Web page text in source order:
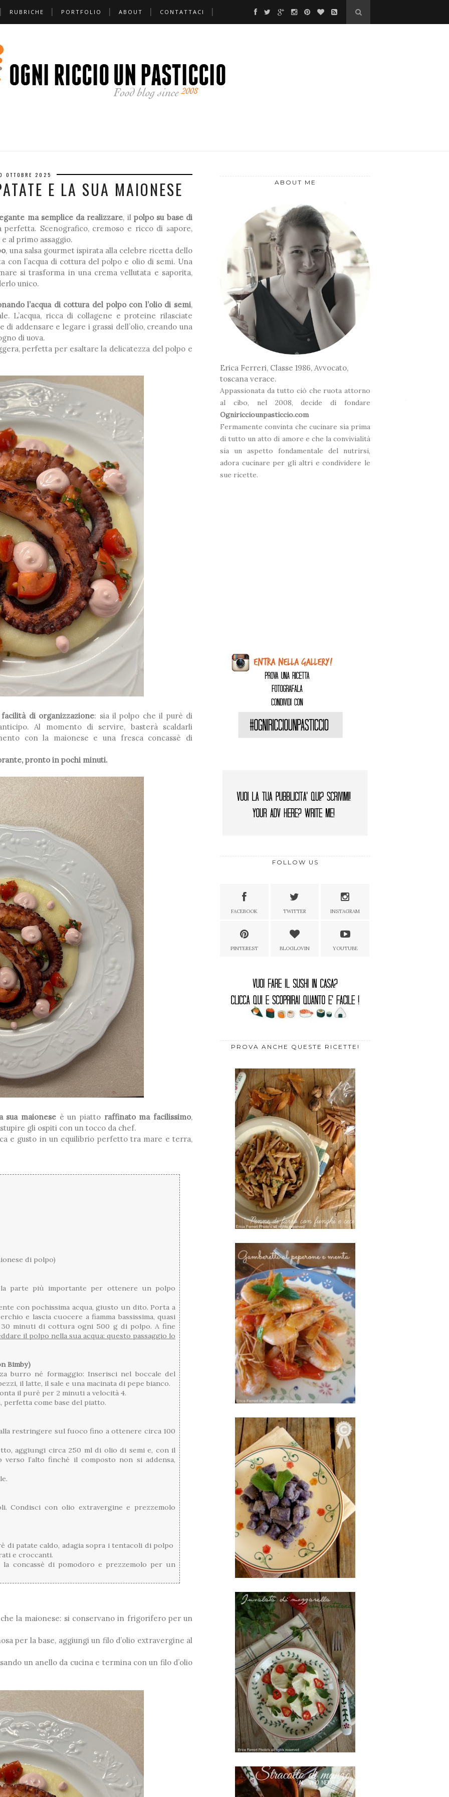
RUBRICHE PORTFOLIO ABOUT CONTATTACI
OTTOBRE 2025
E LA SUA MAIONESE
ma semplice da realizzare, ilpolpo su base di
Scenografico, cremoso e ricco di sapore,
al primo assaggio.
, una salsa gourmet ispirata alla celebre ricetta dello
con l’acqua di cottura del polpo e olio di semi. Una
si trasforma in una crema vellutata e saporita,
unico.
l’acqua di cottura del polpo con l’olio di semi,
L’acqua, ricca di collagene e proteine rilasciate
addensare e legare i grassi dell’olio, creando una
di uova.
perfetta per esaltare la delicatezza del polpo e
facilità di organizzazione: sia il polpo che il purè di
Al momento di servire, basterà scaldarli
con la maionese e una fresca concassè di
pronto in pochi minuti.
sua maionese è un piatto raffinato ma facilissimo,
gli ospiti con un tocco da chef.
e gusto in un equilibrio perfetto tra mare e terra,
di polpo)
parte più importante per ottenere un polpo
con pochissima acqua, giusto un dito. Porta a
e lascia cuocere a fiamma bassissima, quasi
30 minuti di cottura ogni 500 g di polpo. A fine
il polpo nella sua acqua: questo passaggio lo
Bimby)
burro né formaggio: Inserisci nel boccale del
il latte, il sale e una macinata di pepe bianco.
il purè per 2 minuti a velocità 4.
come base del piatto.
restringere sul fuoco fino a ottenere circa 100
aggiungi circa 250 ml di olio di semi e, con il
l’alto finché il composto non si addensa,
Condisci con olio extravergine e prezzemolo
di patate caldo, adagia sopra i tentacoli di polpo
e croccanti.
la concassè di pomodoro e prezzemolo per un
la maionese: si conservano in frigorifero per un
per la base, aggiungi un filo d’olio extravergine al
un anello da cucina e termina con un filo d’olio
ABOUT ME
Erica Ferreri, Classe 1986, Avvocato,
toscana verace.
Appassionata da tutto ciò che ruota attorno
al cibo, nel 2008, decide di fondare
Ogniricciounpasticcio.com
Fermamente convinta che cucinare sia prima
di tutto un atto di amore e che la convivialità
sia un aspetto fondamentale del nutrirsi,
adora cucinare per gli altri e condividere le
sue ricette.
FOLLOW US
FACEBOOK TWITTER INSTAGRAM
PINTEREST BLOGLOVIN YOUTUBE
PROVA ANCHE QUESTE RICETTE!
❅
❅
❆
❆
❅